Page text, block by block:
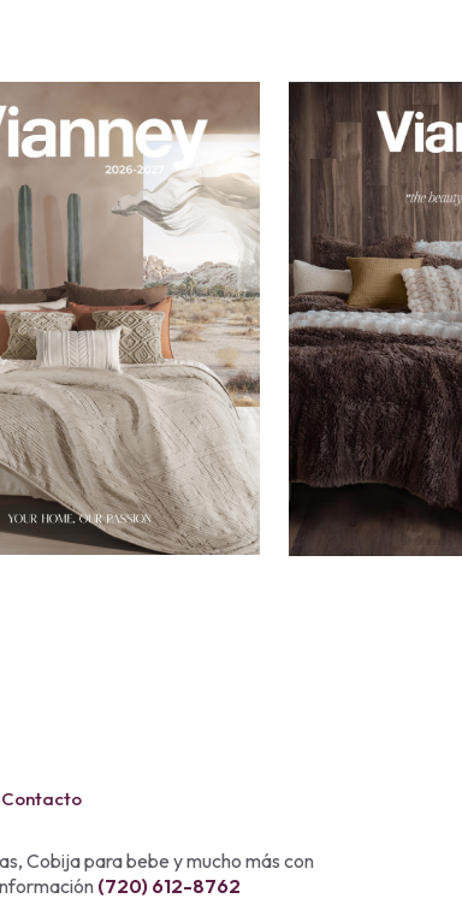
Contacto
Cobija para bebe y mucho más con
(720) 612-8762